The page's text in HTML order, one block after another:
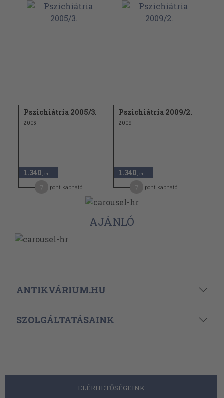
Pszichiátria 2005/3.
2005
1.340 ,-Ft
pont kapható
Pszichiátria 2009/2.
2009
1.340 ,-Ft
pont kapható
AJÁNLÓ
ANTIKVÁRIUM.HU
SZOLGÁLTATÁSAINK
ELÉRHETŐSÉGEINK